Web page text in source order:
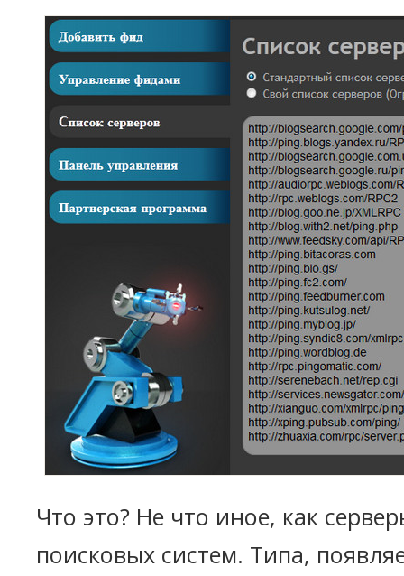
Что это? Не что иное, как
поисковых систем. Типа,